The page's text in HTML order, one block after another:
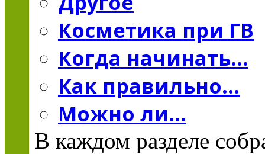
Косметика при ГВ
Когда начинать...
Как правильно...
Можно ли...
В каждом разделе